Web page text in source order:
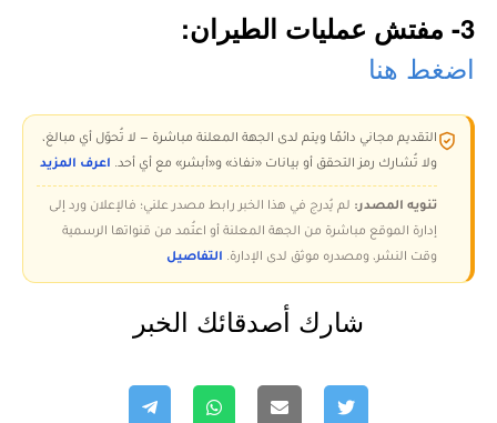
3- مفتش عمليات الطيران:
اضغط هنا
التقديم مجاني دائمًا ويتم لدى الجهة المعلنة مباشرة — لا تُحوّل أي مبالغ،
ولا تُشارك رمز التحقق أو بيانات «نفاذ» و«أبشر» مع أي أحد. اعرف المزيد
تنويه المصدر: لم يُدرج في هذا الخبر رابط مصدر علني؛ فالإعلان ورد إلى
إدارة الموقع مباشرة من الجهة المعلنة أو اعتُمد من قنواتها الرسمية
وقت النشر، ومصدره موثق لدى الإدارة. التفاصيل
شارك أصدقائك الخبر